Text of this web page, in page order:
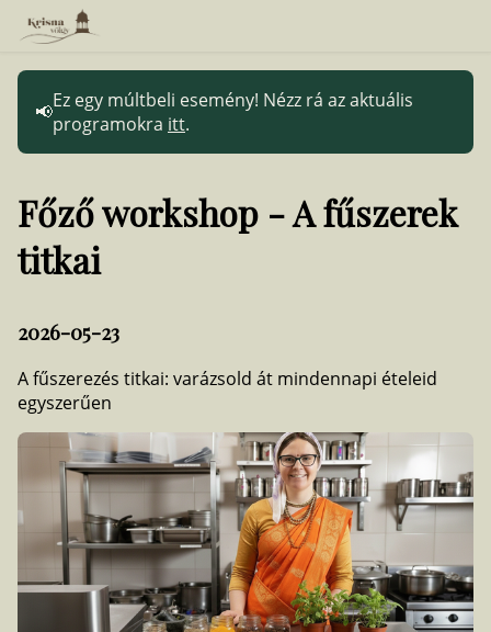
Ez egy múltbeli esemény! Nézz rá az aktuális
programokra itt.
Főző workshop - A fűszerek
titkai
2026-05-23
A fűszerezés titkai: varázsold át mindennapi ételeid
egyszerűen